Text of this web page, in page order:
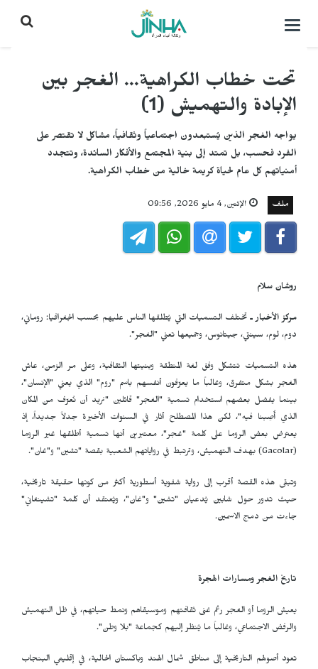
التحكم
تحت خطاب الكراهية... الغجر بين
الإبادة والتهميش (1)
يواجه الغجر الذين يُستبعدون اجتماعياً وثقافياً، مشاكل لا تقتصر على
الفرد فحسب، بل تمتد إلى بنية المجتمع والأفكار السائدة، وتتجدد
أمنياتهم كل عام لحياة كريمة خالية من خطاب الكراهية.
ملف الإثنين, 4 مايو 2026, 09:56
روشان سلام
مركز الأخبار ـتختلف التسميات التي يُطلقها الناس عليهم بحسب الجغرافيا: روماني،
دوم، لوم، سينتي، جيتانوس، وجميعها تعني "الغجر".
هذه التسميات تتشكل وفق لغة المنطقة وبنيتها الثقافية، وعلى مر الزمن، عاش
الغجر بشكل متفرق، وغالباً ما يعرّفون أنفسهم باسم "روم" الذي يعني "الإنسان"،
بينما يفضل بعضهم استخدام تسمية "الغجر" قائلين "نريد أن نُعرّف من المكان
الذي أُصِبنا فيه"، لكن هذا المصطلح أثار في السنوات الأخيرة جدلاً جديداً، إذ
يعترض بعض الروما على كلمة "غجر"، معتبرين أنها تسمية أطلقها غير الروما
(
Gacolar) بهدف التهميش، وترتبط في رواياتهم الشعبية بقصة "تشين" و"غان".
وتبقى هذه القصة أقرب إلى رواية شفوية أسطورية أكثر من كونها حقيقة تاريخية،
حيث تدور حول شابين يُدعيان "تشين" و"غان"، ويُعتقد أن كلمة "تشينغاني"
جاءت من دمج الاسمين.
تاريخ الغجر ومسارات الهجرة
يعيش الروما أو الغجر رغم غنى ثقافتهم وموسيقاهم ونمط حياتهم، في ظل التهميش
والرفض الاجتماعي، وغالباً ما يُنظر إليهم كجماعة "بلا وطن".
تعود أصولهم التاريخية إلى مناطق شمال الهند وباكستان الحالية، في إقليمي البنجاب